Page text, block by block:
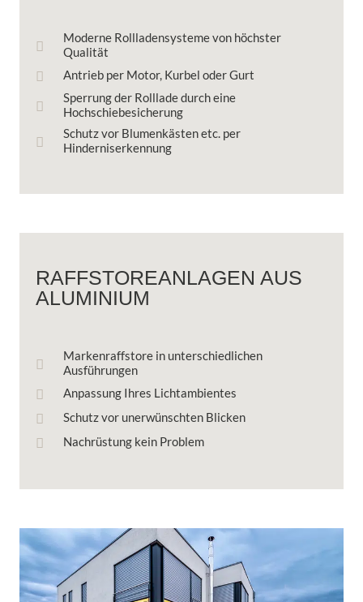
Moderne Rollladensysteme von höchster
Qualität
Antrieb per Motor, Kurbel oder Gurt
Sperrung der Rolllade durch eine
Hochschiebesicherung
Schutz vor Blumenkästen etc. per
Hinderniserkennung
RAFFSTOREANLAGEN AUS
ALUMINIUM
Markenraffstore in unterschiedlichen
Ausführungen
Anpassung Ihres Lichtambientes
Schutz vor unerwünschten Blicken
Nachrüstung kein Problem